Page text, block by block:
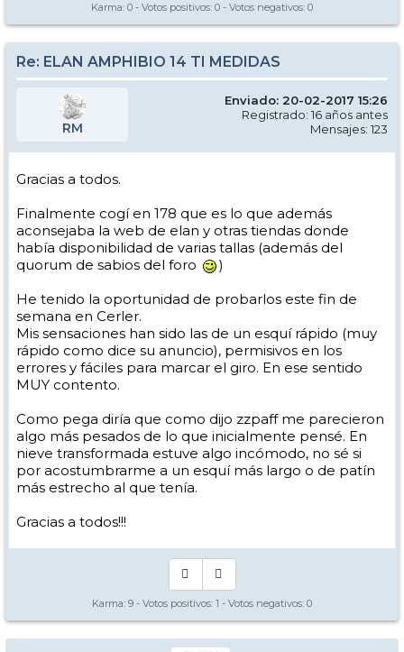
Karma: 0 - Votos positivos: 0 - Votos negativos: 0
Re: ELAN AMPHIBIO 14 TI MEDIDAS
RM
Enviado: 20-02-2017 15:26
Registrado: 16 años antes
Mensajes: 123
Gracias a todos.
Finalmente cogí en 178 que es lo que además
aconsejaba la web de elan y otras tiendas donde
había disponibilidad de varias tallas (además del
quorum de sabios del foro
)
He tenido la oportunidad de probarlos este fin de
semana en Cerler.
Mis sensaciones han sido las de un esquí rápido (muy
rápido como dice su anuncio), permisivos en los
errores y fáciles para marcar el giro. En ese sentido
MUY contento.
Como pega diría que como dijo zzpaff me parecieron
algo más pesados de lo que inicialmente pensé. En
nieve transformada estuve algo incómodo, no sé si
por acostumbrarme a un esquí más largo o de patín
más estrecho al que tenía.
Gracias a todos!!!
Karma: 9 - Votos positivos: 1 - Votos negativos: 0